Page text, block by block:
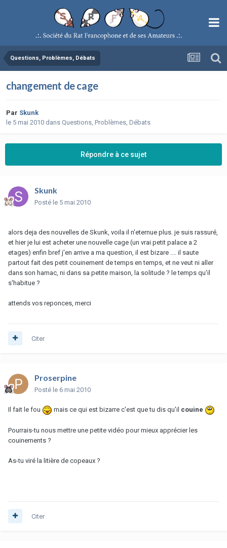
Questions, Problèmes, Débats
changement de cage
Par Skunk
le 5 mai 2010 dans Questions, Problèmes, Débats
Répondre à ce sujet
Skunk
Posté le 5 mai 2010
alors deja des nouvelles de Skunk, voila il n'eternue plus. je suis rassuré,
et hier je lui est acheter une nouvelle cage (un vrai petit palace a 2
etages) enfin bref j'en arrive a ma question, il est bizare .... il saute
partout fait des petit couinement de temps en temps, et ne veut ni aller
dans son hamac, ni dans sa petite maison, la solitude ? le temps qu'il
s'habitue ?
attends vos reponces, merci
Citer
Proserpine
Posté le 6 mai 2010
Il fait le fou mais ce qui est bizarre c'est que tu dis qu'il couine
Pourrais-tu nous mettre une petite vidéo pour mieux apprécier les
couinements ?
As-tu viré la litière de copeaux ?
Citer